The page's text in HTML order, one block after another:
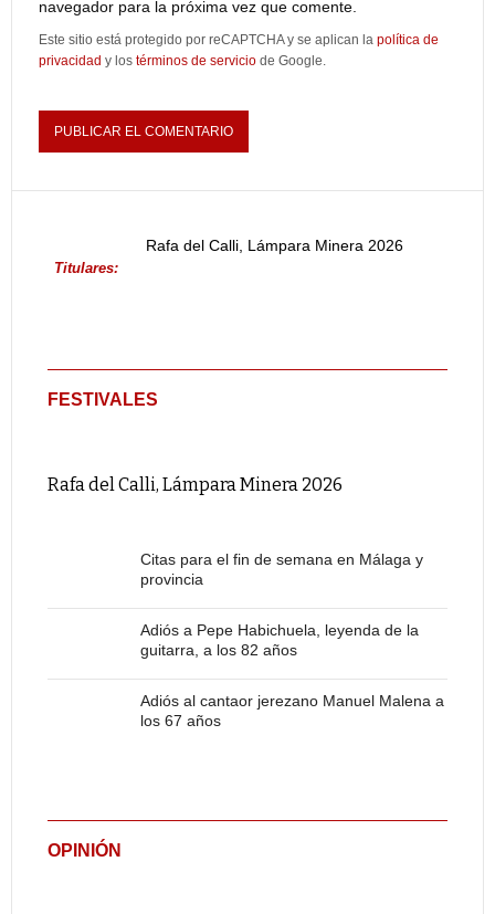
navegador para la próxima vez que comente.
Este sitio está protegido por reCAPTCHA y se aplican la política de
privacidad y los términos de servicio de Google.
Titulares:
Rafa del Calli, Lámpara Minera 2026
FESTIVALES
Rafa del Calli, Lámpara Minera 2026
Citas para el fin de semana en Málaga y
provincia
Adiós a Pepe Habichuela, leyenda de la
guitarra, a los 82 años
Adiós al cantaor jerezano Manuel Malena a
los 67 años
OPINIÓN